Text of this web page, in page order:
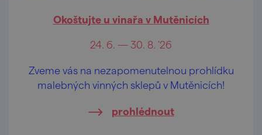
Okoštujte u vinařa v Mutěnicích
24. 6. — 30. 8. '26
Zveme vás na nezapomenutelnou prohlídku
malebných vinných sklepů v Mutěnicích!
prohlédnout